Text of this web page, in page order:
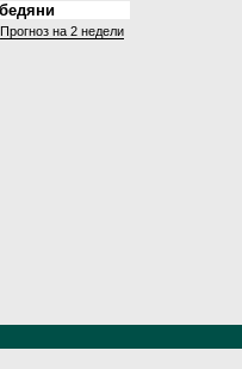
Прогноз на 2 недели